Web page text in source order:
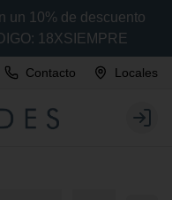
un 10% de descuento
18XSIEMPRE
Contacto Locales
Login